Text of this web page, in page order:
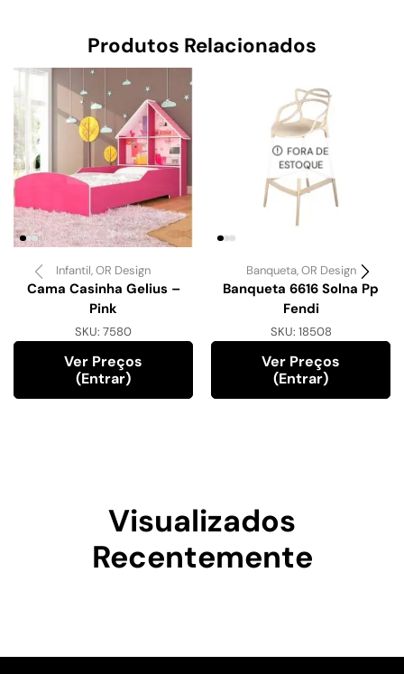
Produtos Relacionados
Infantil,OR Design
Cama Casinha Gelius –
Pink
SKU: 7580
Ver Preços
(entrar)
FORA DE
ESTOQUE
Banqueta,OR Design
Banqueta 6616 Solna Pp
Fendi
SKU: 18508
Ver Preços
(entrar)
Visualizados
Recentemente